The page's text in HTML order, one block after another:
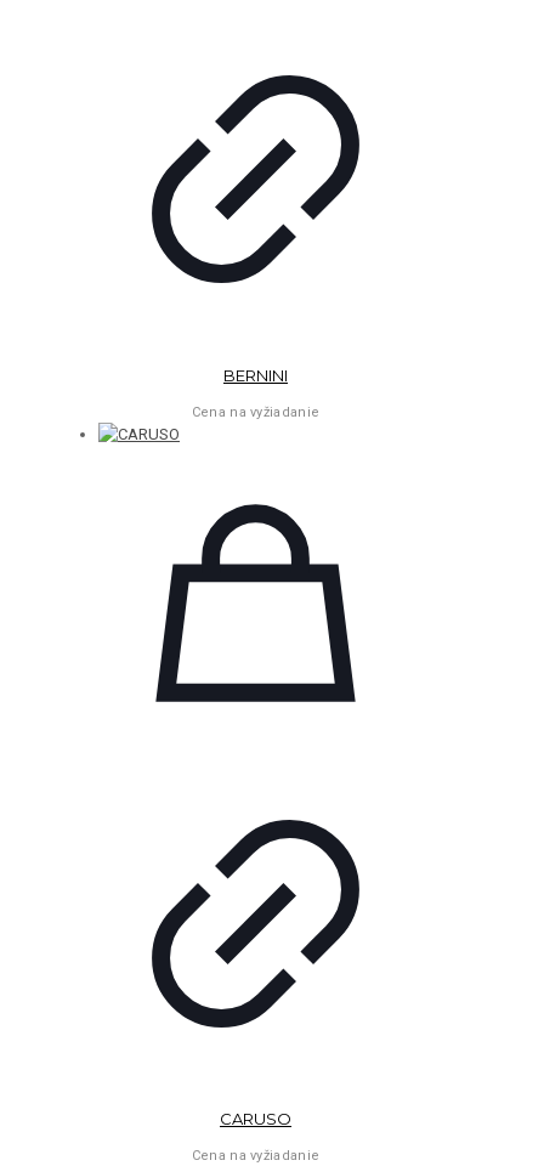
BERNINI
Cena na vyžiadanie
CARUSO
Cena na vyžiadanie